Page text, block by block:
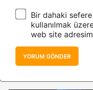
Bir dahaki
kullanılmak
web site
YORUM GÖNDER